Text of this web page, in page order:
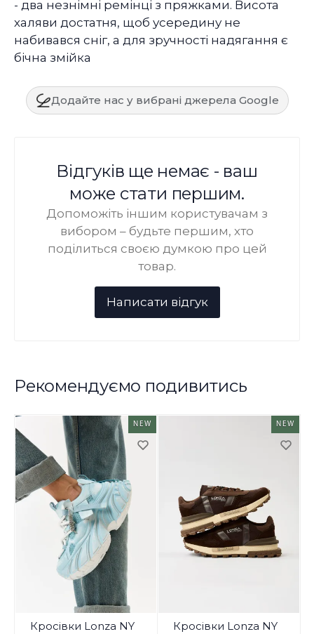
- два незнімні ремінці з пряжками. Висота
халяви достатня, щоб усередину не
набивався сніг, а для зручності надягання є
бічна змійка
Додайте нас у вибрані джерела Google
Відгуків ще немає - ваш
може стати першим.
Допоможіть іншим користувачам з
вибором – будьте першим, хто
поділиться своєю думкою про цей
товар.
Рекомендуємо подивитись
NEW
Кросівки Lonza NY
NEW
Кросівки Lonza NY